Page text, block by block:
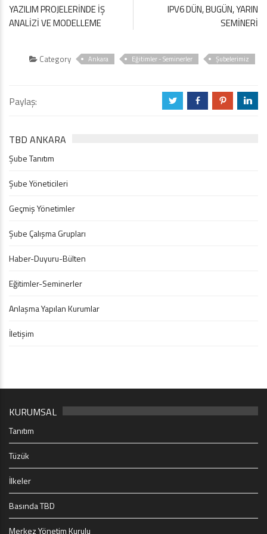
YAZILIM PROJELERİNDE İŞ
ANALİZİ VE MODELLEME
IPV6 DÜN, BUGÜN, YARIN
SEMİNERİ
Category Ankara Eğitimler - Seminerler Şubelerimiz
Paylaş: a b d j
TBD ANKARA
Şube Tanıtım
Şube Yöneticileri
Geçmiş Yönetimler
Şube Çalışma Grupları
Haber-Duyuru-Bülten
Eğitimler-Seminerler
Anlaşma Yapılan Kurumlar
İletişim
KURUMSAL
Tanıtım
Tüzük
İlkeler
Basında TBD
Merkez Yönetim Kurulu